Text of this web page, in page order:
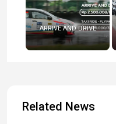
ARRIVE AND DRIVE
Related News